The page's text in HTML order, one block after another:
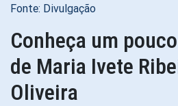
Fonte: Divulgação
Conheça um
de Maria Ivete
Oliveira